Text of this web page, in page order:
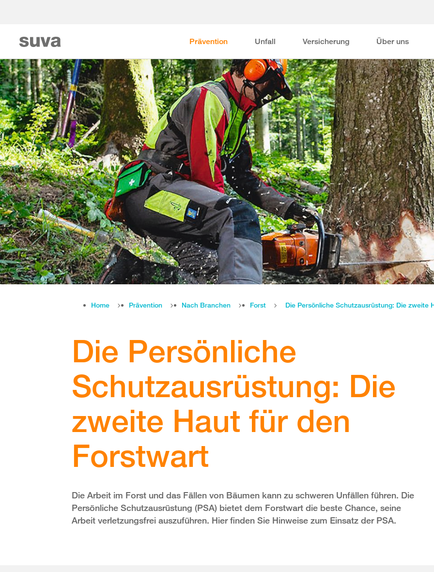
Prävention Unfall Versicherung Über uns
Home Prävention Nach Branchen Forst Die Persönliche Schutzausrüstung: Die zweite
Die Persönliche
Schutzausrüstung: Die
zweite Haut für den
Forstwart
Die Arbeit im Forst und das Fällen von Bäumen kann zu schweren Unfällen führen. Die
Persönliche Schutzausrüstung (PSA) bietet dem Forstwart die beste Chance, seine
Arbeit verletzungsfrei auszuführen. Hier finden Sie Hinweise zum Einsatz der PSA.